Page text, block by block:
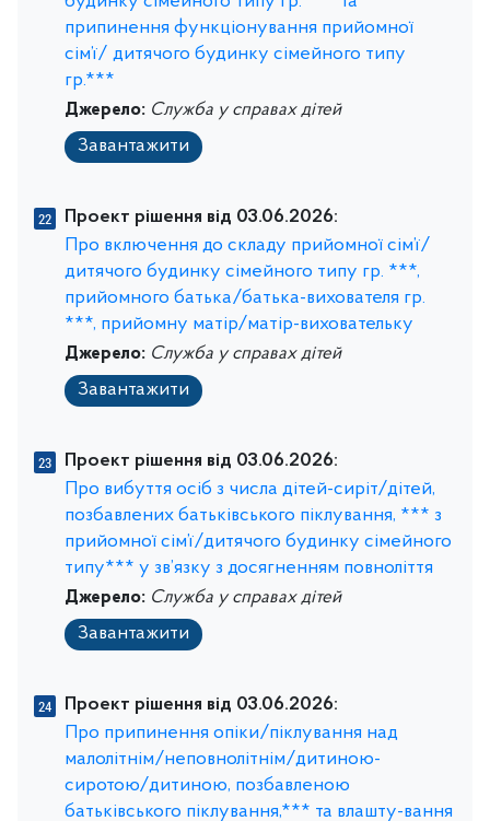
припинення функціонування прийомної
сім’ї/ дитячого будинку сімейного типу
гр.***
Джерело: Служба у справах дітей
Завантажити
Проект рішення від 03.06.2026:
Про включення до складу прийомної сім’ї/
дитячого будинку сімейного типу гр. ***,
прийомного батька/батька-вихователя гр.
***, прийомну матір/матір-виховательку
Джерело: Служба у справах дітей
Завантажити
Проект рішення від 03.06.2026:
Про вибуття осіб з числа дітей-сиріт/дітей,
позбавлених батьківського піклування, *** з
прийомної сім’ї/дитячого будинку сімейного
типу*** у зв’язку з досягненням повноліття
Джерело: Служба у справах дітей
Завантажити
Проект рішення від 03.06.2026:
Про припинення опіки/піклування над
малолітнім/неповнолітнім/дитиною-
сиротою/дитиною, позбавленою
батьківського піклування,*** та влашту-вання